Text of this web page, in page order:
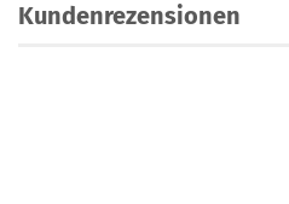
Kundenrezensionen